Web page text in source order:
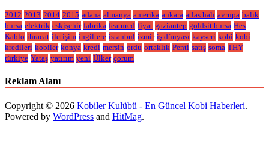
2012 2013 2014 2015 adana almanya amerika ankara atlas halı avrupa balık
bursa elektrik eskişehir fabrika featured fiyat gaziantep goldsit bursa Hes
Kablo ihracat iletişim ingiltere istanbul izmir iş dünyası kayseri kobi kobi
kredileri kobiler konya kredi mersin ordu ortaklık Penti satış soma THY
türkiye Yataş yatırım yeni Ülker çorum
Reklam Alanı
Copyright © 2026 Kobiler Kulübü - En Güncel Kobi Haberleri.
Powered by WordPress and HitMag.